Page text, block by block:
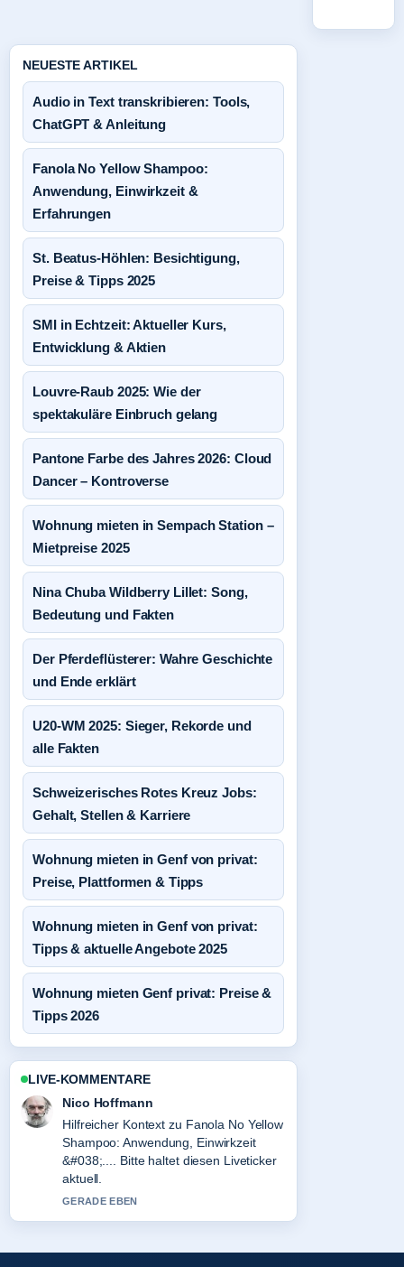
NEUESTE ARTIKEL
Audio in Text transkribieren: Tools,
ChatGPT & Anleitung
Fanola No Yellow Shampoo:
Anwendung, Einwirkzeit &
Erfahrungen
St. Beatus-Höhlen: Besichtigung,
Preise & Tipps 2025
SMI in Echtzeit: Aktueller Kurs,
Entwicklung & Aktien
Louvre-Raub 2025: Wie der
spektakuläre Einbruch gelang
Pantone Farbe des Jahres 2026: Cloud
Dancer – Kontroverse
Wohnung mieten in Sempach Station –
Mietpreise 2025
Nina Chuba Wildberry Lillet: Song,
Bedeutung und Fakten
Der Pferdeflüsterer: Wahre Geschichte
und Ende erklärt
U20-WM 2025: Sieger, Rekorde und
alle Fakten
Schweizerisches Rotes Kreuz Jobs:
Gehalt, Stellen & Karriere
Wohnung mieten in Genf von privat:
Preise, Plattformen & Tipps
Wohnung mieten in Genf von privat:
Tipps & aktuelle Angebote 2025
Wohnung mieten Genf privat: Preise &
Tipps 2026
LIVE-KOMMENTARE
Nico Hoffmann
Hilfreicher Kontext zu Fanola No Yellow
Shampoo: Anwendung, Einwirkzeit
&#038;.... Bitte haltet diesen Liveticker
aktuell.
GERADE EBEN